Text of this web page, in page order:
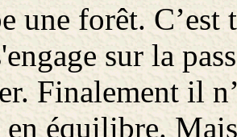
une forêt. C’est
sur la
Finalement il
équilibre.